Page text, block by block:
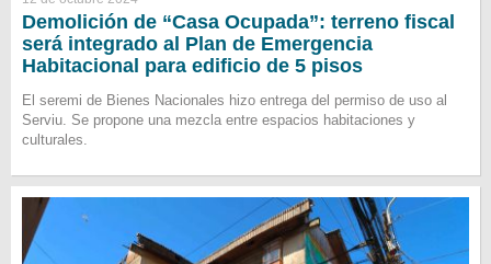
Demolición de “Casa Ocupada”: terreno fiscal
será integrado al Plan de Emergencia
Habitacional para edificio de 5 pisos
El seremi de Bienes Nacionales hizo entrega del permiso de uso al
Serviu. Se propone una mezcla entre espacios habitaciones y
culturales.